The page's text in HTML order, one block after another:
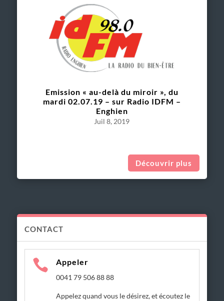
Emission « au-delà du miroir », du
mardi 02.07.19 – sur Radio IDFM –
Enghien
Juil 8, 2019
Découvrir plus
CONTACT
 Appeler
0041 79 506 88 88
Appelez quand vous le désirez, et écoutez le